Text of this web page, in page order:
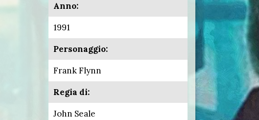
Anno:
1991
Personaggio:
Frank Flynn
Regia di:
John Seale